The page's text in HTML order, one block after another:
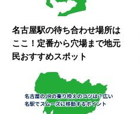
名古屋駅の待ち合わせ場所は
ここ！定番から穴場まで地元
民おすすめスポット